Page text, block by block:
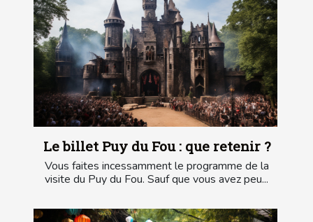
Le billet Puy du Fou : que retenir ?
Vous faites incessamment le programme de la
visite du Puy du Fou. Sauf que vous avez peu...